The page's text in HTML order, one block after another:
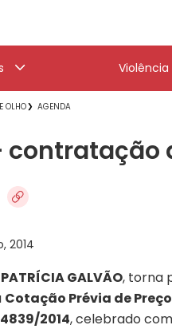
OLHO AGENDA
contratação
2014
GALVÃO, torna
Cotação Prévia de
2014, celebrado